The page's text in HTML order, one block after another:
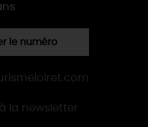
le numéro
la newsletter